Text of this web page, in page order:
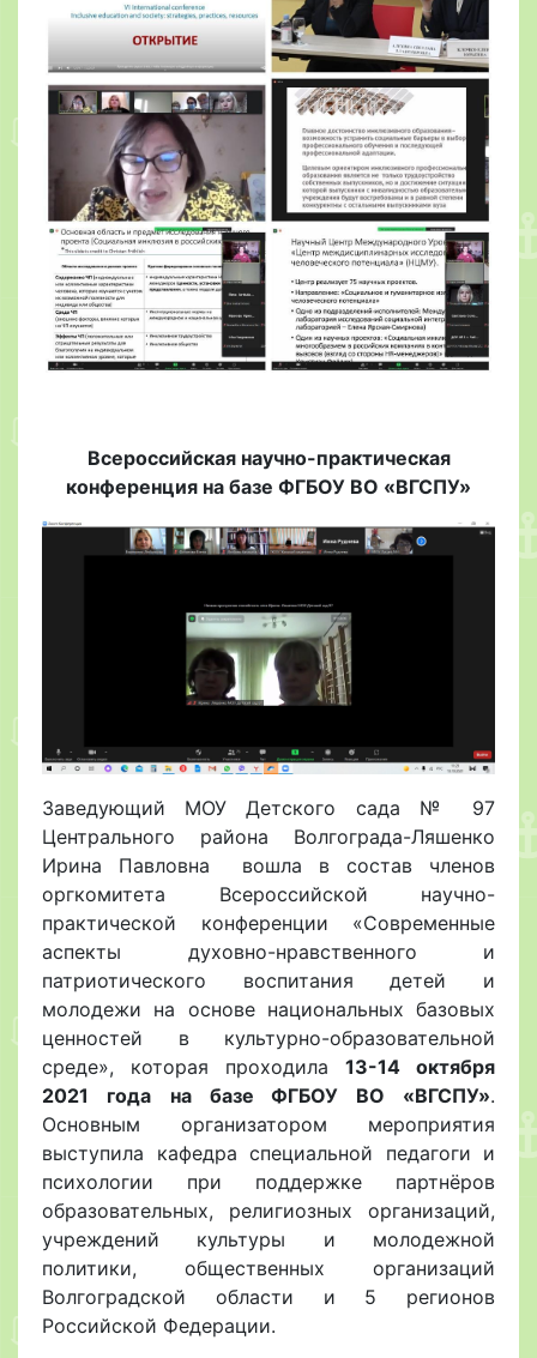
Всероссийская научно-практическая
конференция на базе ФГБОУ ВО «ВГСПУ»
Заведующий МОУ Детского сада № 97
Центрального района Волгограда-Ляшенко
Ирина Павловна вошла в состав членов
оргкомитета Всероссийской научно-
практической конференции «Современные
аспекты духовно-нравственного и
патриотического воспитания детей и
молодежи на основе национальных базовых
ценностей в культурно-образовательной
среде», которая проходила 13-14 октября
2021 года
на базе ФГБОУ ВО «ВГСПУ».
Основным организатором мероприятия
выступила кафедра специальной педагоги и
психологии при поддержке партнёров
образовательных, религиозных организаций,
учреждений культуры и молодежной
политики, общественных организаций
Волгоградской области и 5 регионов
Российской Федерации.